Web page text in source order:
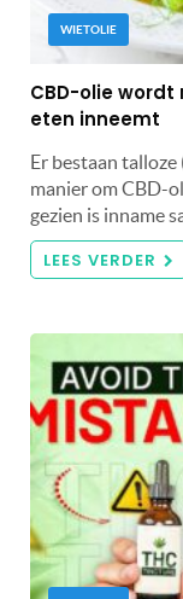
WIETOLIE
CBD-olie
eten inneemt
Er bestaan
manier om CBD-
gezien is inname
LEES VERDER